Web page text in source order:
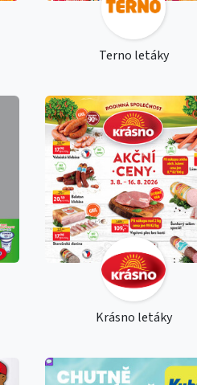
Terno letáky
Krásno letáky